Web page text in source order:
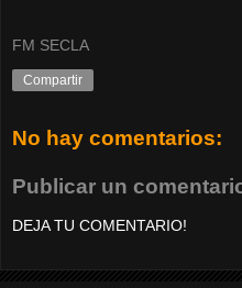
FM SECLA
Compartir
No hay comentarios:
Publicar un
DEJA TU COMENTARIO!